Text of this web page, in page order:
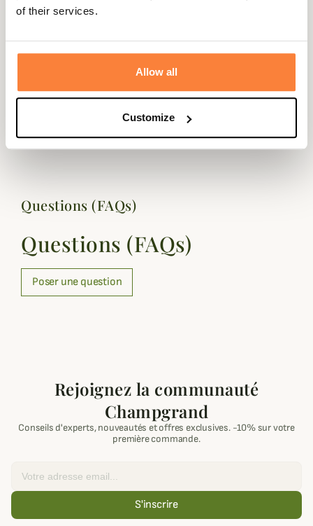
of their services.
Allow all
Customize
10 balles 100% Cuir.
main, les balles sont maintenues en place par un gros
fixation en laiton.
Le logo Lebeau-Courally orne le devant.
Questions (FAQs)
Questions (FAQs)
Poser une question
Rejoignez la communauté
Champgrand
Conseils d'experts, nouveautés et offres exclusives. -10% sur votre
première commande.
S'inscrire